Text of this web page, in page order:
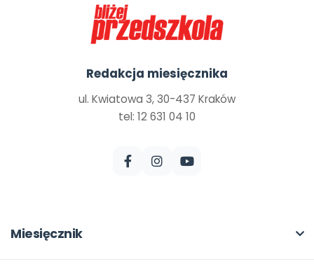
Redakcja miesięcznika
ul. Kwiatowa 3, 30-437 Kraków
tel: 12 631 04 10
Miesięcznik